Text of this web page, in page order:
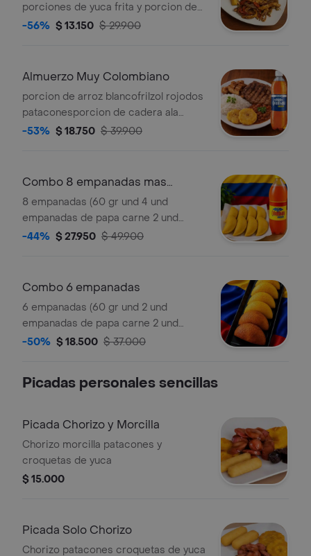
porciones de yuca frita y porcion de
pollo teriyaki con verduras.
-56% $ 13.150 $ 29.900
Almuerzo Muy Colombiano
porcion de arroz blancofrilzol rojodos
pataconesporcion de cadera ala
parrillaporcion de
-53% $ 18.750 $ 39.900
Combo 8 empanadas mas
gaseosa 1 litro
8 empanadas (60 gr und 4 und
empanadas de papa carne 2 und
empandas de pollo 2 und empanadas
-44% $ 27.950 $ 49.900
Combo 6 empanadas
6 empanadas (60 gr und 2 und
empanadas de papa carne 2 und
empandas de pollo 2 und empanadas
-50% $ 18.500 $ 37.000
Picadas personales sencillas
Picada Chorizo y Morcilla
Chorizo morcilla patacones y
croquetas de yuca
$ 15.000
Picada Solo Chorizo
Chorizo patacones croquetas de yuca